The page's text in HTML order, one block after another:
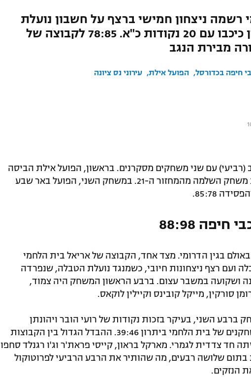
רשמה ניצחון חמישי ברצף על חשבון נועלת
הטבלה. פראת'ר ובראון כיכבו עם 20 נקודות כ"א. 78:85 לקבוצה של
מבירת הנגב
חיפה בכדורסל הפועל אילת עירוני נס ציונה
(רביעי) עם שני משחקים מסקרנים. בראשון, הפועל אילת הביסה
88:98 את מכבי חיפה במסגרת משחק השלמה מהמחזור ה-21. במשחק השני, הפועל באר שבע
85:78.
88:98
בגין הדרומי. מצד אחד, הקבוצה של אריאל בית הלחמי
ועם רצף ניצחונות חיובי, כשמנגד נועלת הטבלה, שנפרדה
ושקועה במשבר עצום. ברבע הראשון המשחק היה צמוד,
סורקין, מייקל קובינס וקיילין לוקאס.
השני, בעיקר בזכות נקודות של רועי הובר ויהונתן
שולדבראנד, ולמחצית ירדו השחקנים של בית הלחמי ביתרון 39:46. ההבדל הגדול בין הקבוצות
חד צדדית לגמרי. מארקל בראון, קייסי פראת'ר וג'ו רגנלד סחפו
של 24 נקודות בתום שלושה רבעים, מה שהותיר את הרבע הרביעי לפרוטוקול
הנזקים.